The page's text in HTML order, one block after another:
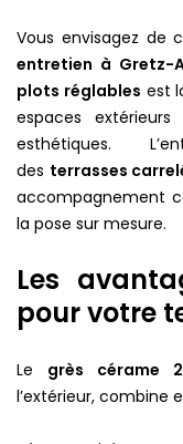
Vous envisagez de
entretien à Gretz-
plots réglables est
espaces
esthétiques.
des terrasses
accompagnement
la pose sur mesure.
Les
pour votre
Le grès cérame
l’extérieur, combine